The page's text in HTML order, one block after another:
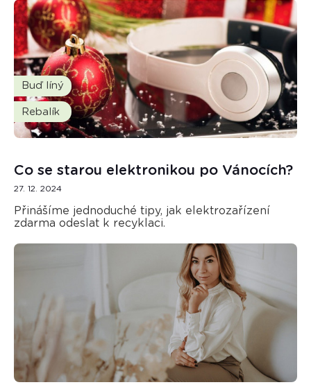
Buď líný
Rebalík
Co se starou elektronikou po Vánocích?
27. 12. 2024
Přinášíme jednoduché tipy, jak elektrozařízení
zdarma odeslat k recyklaci.